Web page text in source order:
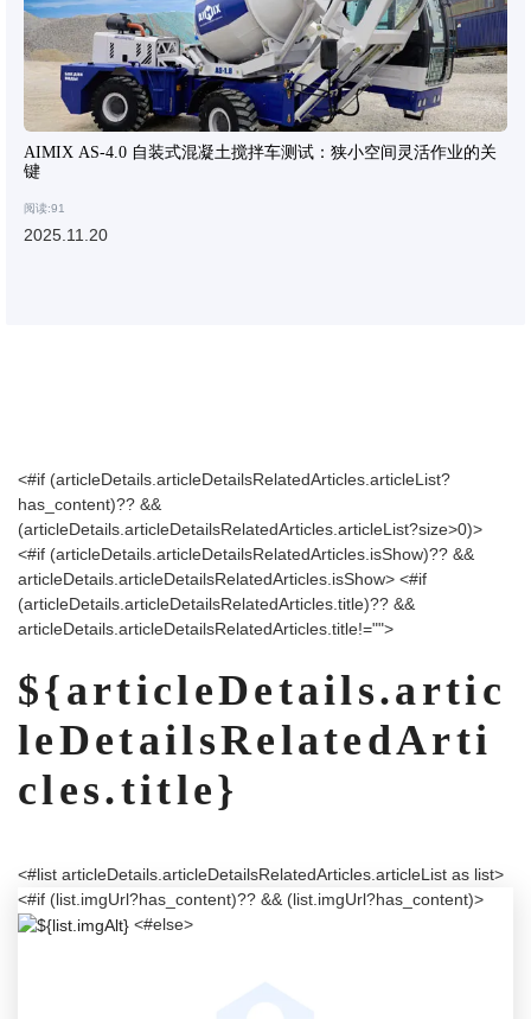
AIMIX AS-4.0 自装式混凝土搅拌车测试：狭小空间灵活作业的关
键
阅读:91
2025.11.20
<#if (articleDetails.articleDetailsRelatedArticles.articleList?
has_content)?? &&
(articleDetails.articleDetailsRelatedArticles.articleList?size>0)>
<#if (articleDetails.articleDetailsRelatedArticles.isShow)?? &&
articleDetails.articleDetailsRelatedArticles.isShow> <#if
(articleDetails.articleDetailsRelatedArticles.title)?? &&
articleDetails.articleDetailsRelatedArticles.title!="">
${articleDetails.artic
leDetailsRelatedArti
cles.title}
<#list articleDetails.articleDetailsRelatedArticles.articleList as list>
<#if (list.imgUrl?has_content)?? && (list.imgUrl?has_content)>
<#else>